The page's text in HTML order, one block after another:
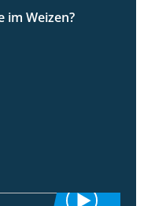
1:15
im Weizen?